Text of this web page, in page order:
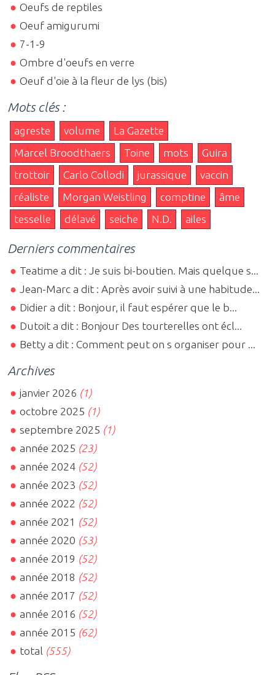
Oeufs de reptiles
Oeuf amigurumi
7-1-9
Ombre d'oeufs en verre
Oeuf d'oie à la fleur de lys (bis)
Mots clés :
agreste volume
La Gazette
Marcel Broodthaers
Toine mots
Guira
trottoir
Carlo Collodi jurassique
vaccin
réaliste
Morgan Weistling comptine
âme
tesselle
délavé seiche N.D. ailes
Derniers commentaires
Teatime a dit : Je suis bi-boutien. Mais quelque s...
Jean-Marc a dit : Après avoir suivi à une habitude...
Didier a dit : Bonjour, il faut espérer que le b...
Dutoit a dit : Bonjour Des tourterelles ont écl...
Betty a dit : Comment peut on s organiser pour ...
Archives
janvier 2026 (1)
octobre 2025 (1)
septembre 2025 (1)
année 2025 (23)
année 2024 (52)
année 2023 (52)
année 2022 (52)
année 2021 (52)
année 2020 (53)
année 2019 (52)
année 2018 (52)
année 2017 (52)
année 2016 (52)
année 2015 (62)
total (555)